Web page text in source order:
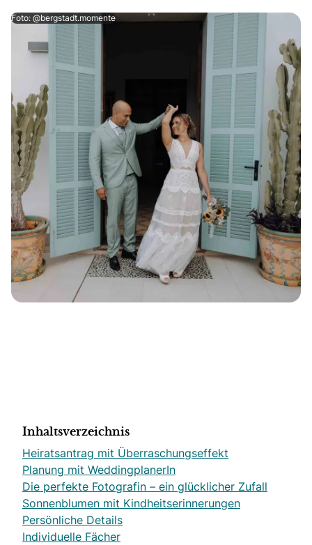
Foto: @bergstadt.momente
Inhaltsverzeichnis
Heiratsantrag mit Überraschungseffekt
Planung mit WeddingplanerIn
Die perfekte Fotografin – ein glücklicher Zufall
Sonnenblumen mit Kindheitserinnerungen
Persönliche Details
Individuelle Fächer